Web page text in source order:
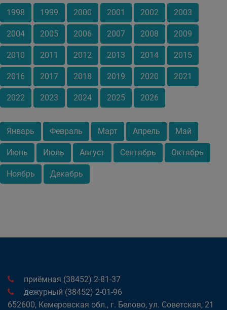
1998 1999 2000 2001 2002 2003
2004 2005 2006 2007 2008 2009
2010 2011 2012 2013 2014 2015
2016 2017 2018 2019 2020 2021
2022 2023 2024 2025 2026
Январь Февраль Март Апрель Май
Июнь Июль Август Сентябрь Октябрь
Ноябрь Декабрь
приёмная (38452) 2-81-37
дежурный (38452) 2-01-96
652600, Кемеровская обл., г. Белово, ул. Советская, 21